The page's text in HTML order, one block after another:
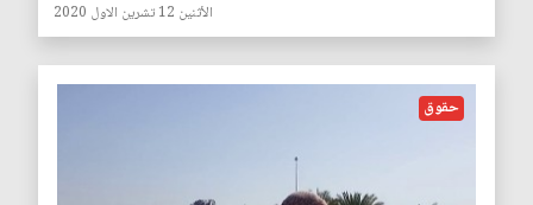
الأثنين 12 تشرين الاول 2020
حقوق